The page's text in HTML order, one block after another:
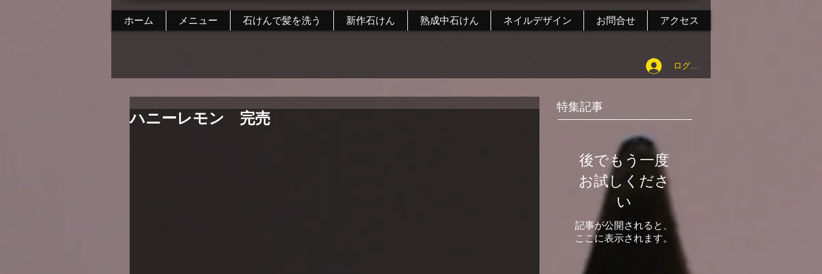
ホーム メニュー 石けんで髪を洗う 新作石けん 熟成中石けん ネイルデザイン お問合せ アクセス
ログイン
ハニーレモン 完売
特集記事
後でもう一度
お試しくださ
い
記事が公開されると、
ここに表示されます。